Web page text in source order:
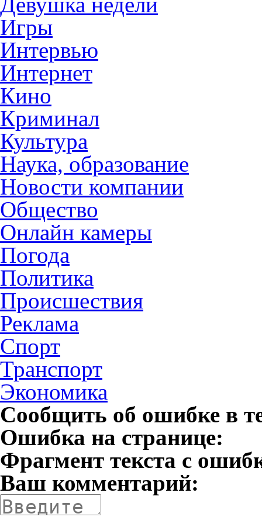
Игры
Интервью
Интернет
Кино
Криминал
Культура
Наука, образование
Новости компании
Общество
Онлайн камеры
Погода
Политика
Происшествия
Реклама
Спорт
Транспорт
Экономика
Сообщить об ошибке в
Ошибка на странице:
Фрагмент текста с
Ваш комментарий: